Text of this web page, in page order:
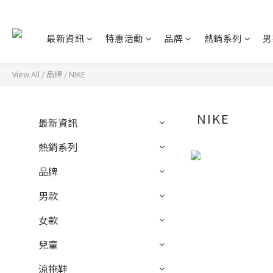
最新資訊 特惠活動 品牌 熱銷系列
View All / 品牌 / NIKE
最新資訊
熱銷系列
品牌
男款
女款
兒童
涼拖鞋
NIKE